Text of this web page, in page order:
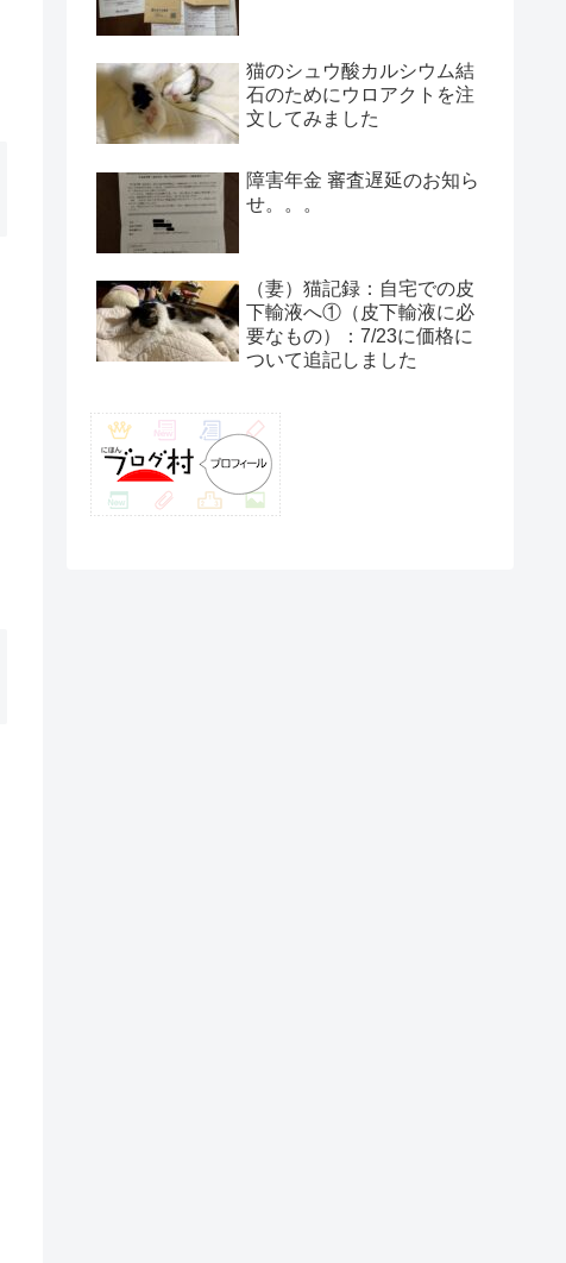
猫のシュウ酸カルシウム結
石のためにウロアクトを注
文してみました
障害年金 審査遅延のお知ら
せ。。。
（妻）猫記録：自宅での皮
下輸液へ①（皮下輸液に必
要なもの）：7/23に価格に
ついて追記しました